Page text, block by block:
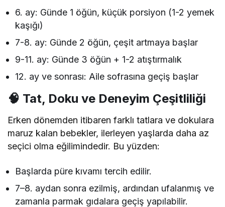
6. ay: Günde 1 öğün, küçük porsiyon (1-2 yemek
kaşığı)
7-8. ay: Günde 2 öğün, çeşit artmaya başlar
9-11. ay: Günde 3 öğün + 1-2 atıştırmalık
12. ay ve sonrası: Aile sofrasına geçiş başlar
🧠 Tat, Doku ve Deneyim Çeşitliliği
Erken dönemden itibaren farklı tatlara ve dokulara
maruz kalan bebekler, ilerleyen yaşlarda daha az
seçici olma eğilimindedir. Bu yüzden:
Başlarda püre kıvamı tercih edilir.
7–8. aydan sonra ezilmiş, ardından ufalanmış ve
zamanla parmak gıdalara geçiş yapılabilir.